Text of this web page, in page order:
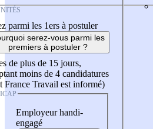
parmi les 1ers à postuler
serez-vous parmi les
premiers à postuler ?
de plus de 15 jours,
moins de 4 candidatures
France Travail est informé)
Employeur handi-
engagé